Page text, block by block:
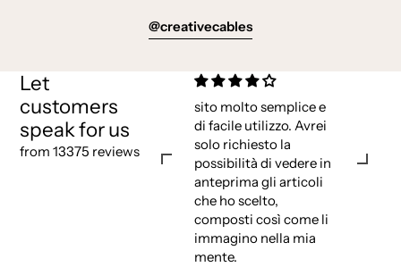
@creativecables
Let
customers
speak for us
from 13375 reviews
sito molto semplice e
di facile utilizzo. Avrei
solo richiesto la
possibilità di vedere in
anteprima gli articoli
che ho scelto,
composti così come li
immagino nella mia
mente.